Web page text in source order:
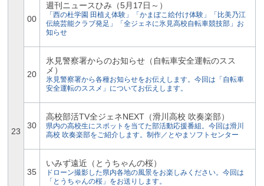
23
00
週刊ニュースひみ（5月17日～）
「西の杜学園 田植え体験」「かまぼこ絵付け体験」「比美乃江
伝統芸能クラブ発足」「全ジェネに氷見高校自転車競技部」お
知らせ
20
氷見警察署からのお知らせ（自転車安全運転のスス
メ）
氷見警察署から各種お知らせをお伝えします。今回は「自転車
安全運転のススメ」についてお伝えします。
30
高校部活TV全ジェネNEXT（滑川高校 吹奏楽部）
県内の高校生にスポットを当てた部活動応援番組。今回は滑川
高校 吹奏楽部をご紹介します。制作／とやまソフトセンター
35
いみず遠近（とうちゃんの桜）
ドローン撮影した県内各地の風景をお楽しみください。今回は
「とうちゃんの桜」をお送りします。